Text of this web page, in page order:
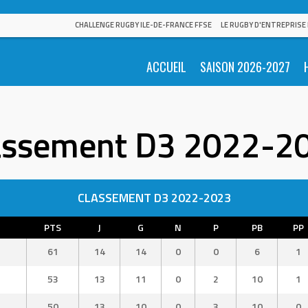
CHALLENGE RUGBY ILE-DE-FRANCE FFSE LE RUGBY
ACCUEIL SAISON 2026-2027
D3 2022-
CLASSEMENT D3 2022-2023
PTS J G N P PB PP
61 14 14 0 0 6 1
53 13 11 0 2 10 1